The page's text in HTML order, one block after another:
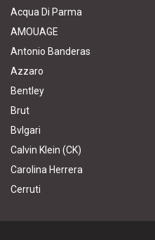
Acqua Di Parma
AMOUAGE
Antonio Banderas
Azzaro
Bentley
Brut
Bvlgari
Calvin Klein (CK)
Carolina Herrera
Cerruti